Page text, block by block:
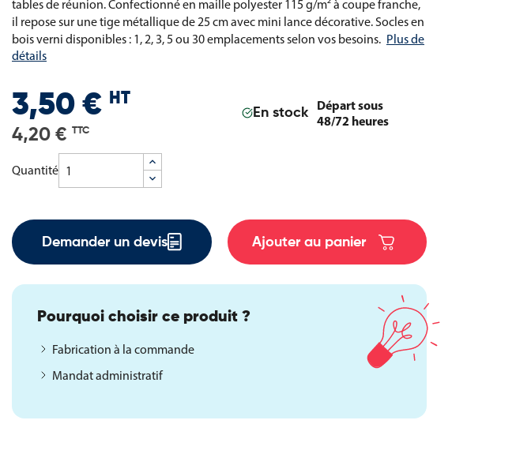
tables de réunion. Confectionné en maille polyester 115 g/m² à coupe franche,
il repose sur une tige métallique de 25 cm avec mini lance décorative. Socles en
bois verni disponibles : 1, 2, 3, 5 ou 30 emplacements selon vos besoins. Plus de
détails
3,50 € HT
4,20 € TTC
En stock
Départ sous
48/72 heures
Quantité
Demander un devis Ajouter au panier
Pourquoi choisir ce produit ?
Fabrication à la commande
Mandat administratif